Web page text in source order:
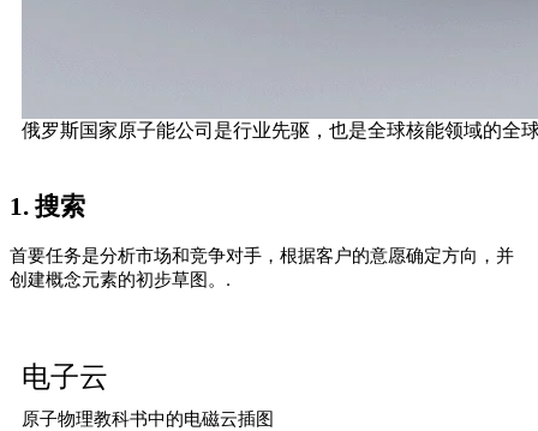
俄罗斯国家原子能公司是行业先驱，也是全球核能领域的全
1. 搜索
首要任务是分析市场和竞争对手，根据客户的意愿确定方向，并
创建概念元素的初步草图。.
电子云
原子物理教科书中的电磁云插图